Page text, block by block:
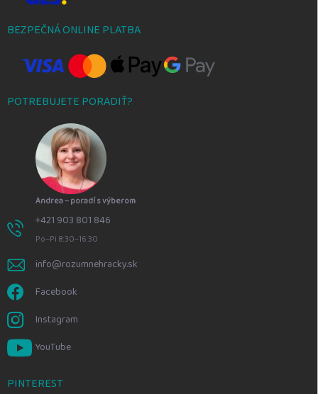
BEZPEČNÁ ONLINE PLATBA
POTREBUJETE PORADIŤ?
Andrea – poradí s výberom
+421 903 801 846
Po–Pi 8:30–16:30
info@rozumnehracky.sk
Facebook
Instagram
YouTube
PINTEREST